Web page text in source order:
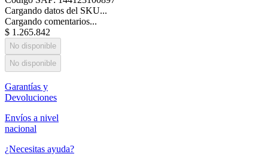
Cargando datos del SKU...
Cargando comentarios...
$ 1 .265.842
No disponible
No disponible
Garantías y
Devoluciones
Envíos a nivel
nacional
¿Necesitas ayuda?